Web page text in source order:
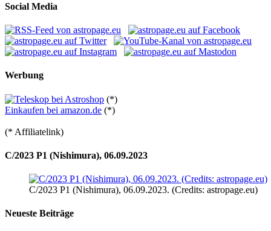
Social Media
Werbung
(*)
Einkaufen bei amazon.de (*)
(* Affiliatelink)
C/2023 P1 (Nishimura), 06.09.2023
C/2023 P1 (Nishimura), 06.09.2023. (Credits: astropage.eu)
Neueste Beiträge